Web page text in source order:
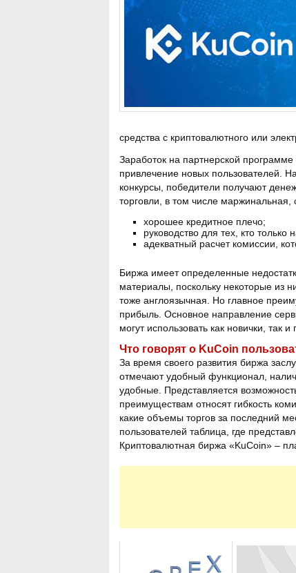
средства с криптовалютного или
Заработок на партнерской
привлечение новых пользователей.
конкурсы, победители получают
торговли, в том числе маржинальная,
хорошее кредитное плечо;
руководство для тех, кто только
адекватный расчет комиссии,
Биржа имеет определенные
материалы, поскольку некоторые из
тоже англоязычная. Но главное
прибыль. Основное направление
могут использовать как новички, так
Что говорят о KuCoin
За время своего развития биржа
отмечают удобный функционал,
удобные. Представляется
преимуществам относят гибкость
какие объемы торгов за последний
пользователей таблица, где
Криптовалютная биржа «KuCoin» –